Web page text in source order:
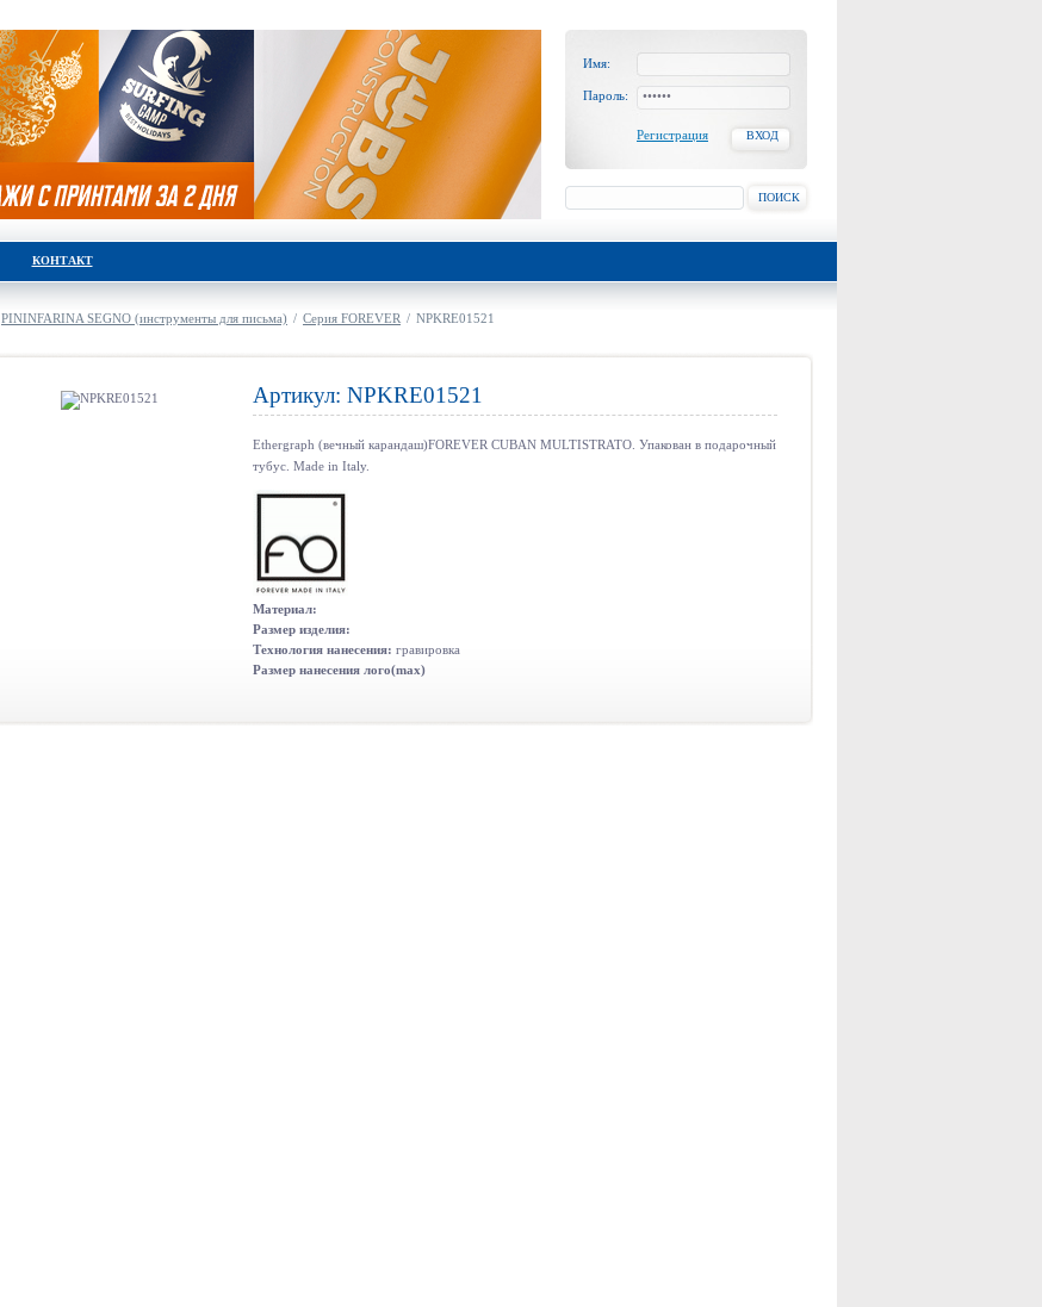
Имя:
Пароль:
Регистрация ВХОД
ПОИСК
КОНТАКТ
PININFARINA SEGNO (инструменты для письма) / Серия FOREVER / NPKRE01521
Артикул: NPKRE01521
Ethergraph (вечный карандаш)FOREVER CUBAN MULTISTRATO. Упакован в подарочный
тубус. Made in Italy.
Материал:
Размер изделия:
Технология нанесения: гравировка
Размер нанесения лого(max)